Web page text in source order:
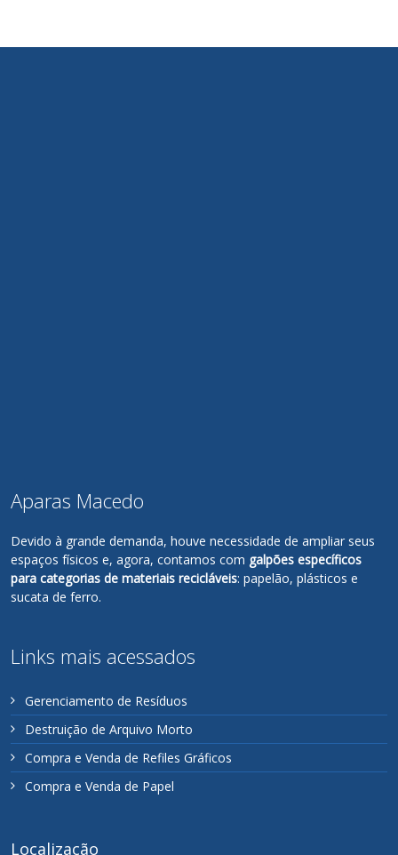
Aparas Macedo
Devido à grande demanda, houve necessidade de ampliar seus
espaços físicos e, agora, contamos com galpões específicos
para categorias de materiais recicláveis: papelão, plásticos e
sucata de ferro.
Links mais acessados
Gerenciamento de Resíduos
Destruição de Arquivo Morto
Compra e Venda de Refiles Gráficos
Compra e Venda de Papel
Localização